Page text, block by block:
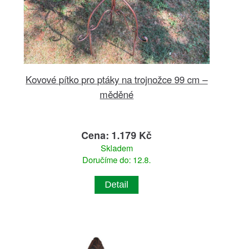
Kovové pítko pro ptáky na trojnožce 99 cm –
měděné
Cena: 1.179 Kč
Skladem
Doručíme do: 12.8.
Detail